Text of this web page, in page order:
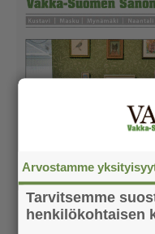
Arvostamme
Tarvitsemme
henkilökohtaisen